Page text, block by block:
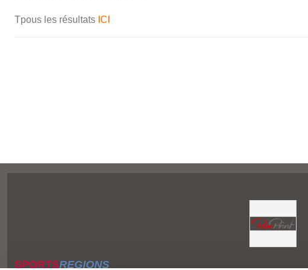
Tpous les résultats ICI
SPORTSREGIONS